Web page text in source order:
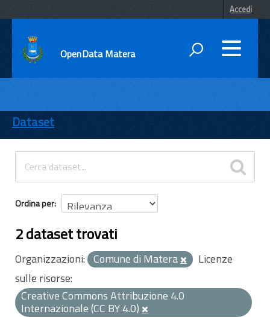
Accedi
OpenData Matera
ENTI
TEMI
INFORMAZIONI
Dataset
Ordina per
2 dataset trovati
Organizzazioni: Comune di Matera
Licenze
sulle risorse:
Creative Commons Attribuzione 4.0
Internazionale (CC BY 4.0)